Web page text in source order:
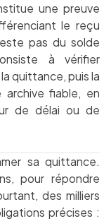
une preuve
le reçu
pas du solde
à vérifier
quittance, puis la
fiable, en
de délai ou de
sa quittance.
pour répondre
des milliers
précises :